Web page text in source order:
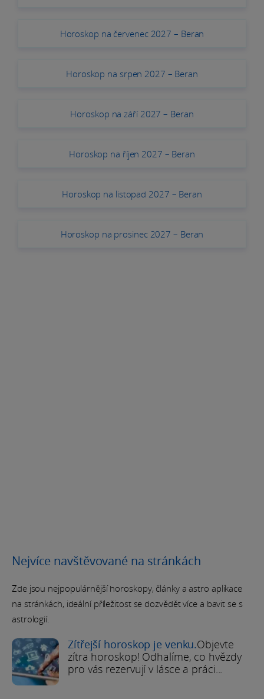
Horoskop na červenec 2027 – Beran
Horoskop na srpen 2027 – Beran
Horoskop na září 2027 – Beran
Horoskop na říjen 2027 – Beran
Horoskop na listopad 2027 – Beran
Horoskop na prosinec 2027 – Beran
Nejvíce navštěvované na stránkách
Zde jsou nejpopulárnější horoskopy, články a astro aplikace
na stránkách, ideální příležitost se dozvědět více a bavit se s
astrologií.
Zítřejší horoskop je venku.Objevte
zítra horoskop! Odhalíme, co hvězdy
pro vás rezervují v lásce a práci...